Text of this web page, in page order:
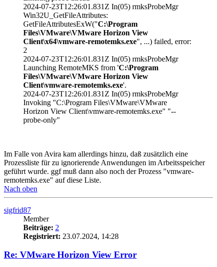
2024-07-23T12:26:01.831Z In(05) rmksProbeMgr
Win32U_GetFileAttributes:
GetFileAttributesExW("C:\Program
Files\VMware\VMware Horizon View
Client\x64\vmware-remotemks.exe", ...) failed, error:
2
2024-07-23T12:26:01.831Z In(05) rmksProbeMgr
Launching RemoteMKS from 'C:\Program
Files\VMware\VMware Horizon View
Client\vmware-remotemks.exe'.
2024-07-23T12:26:01.831Z In(05) rmksProbeMgr
Invoking "C:\Program Files\VMware\VMware
Horizon View Client\vmware-remotemks.exe" "--
probe-only"
Im Falle von Avira kam allerdings hinzu, daß zusätzlich eine
Prozessliste für zu ignorierende Anwendungen im Arbeitsspeicher
geführt wurde. ggf muß dann also noch der Prozess "vmware-
remotemks.exe" auf diese Liste.
Nach oben
sigfrid87
Member
Beiträge: 2
Registriert: 23.07.2024, 14:28
Re: VMware Horizon View Error